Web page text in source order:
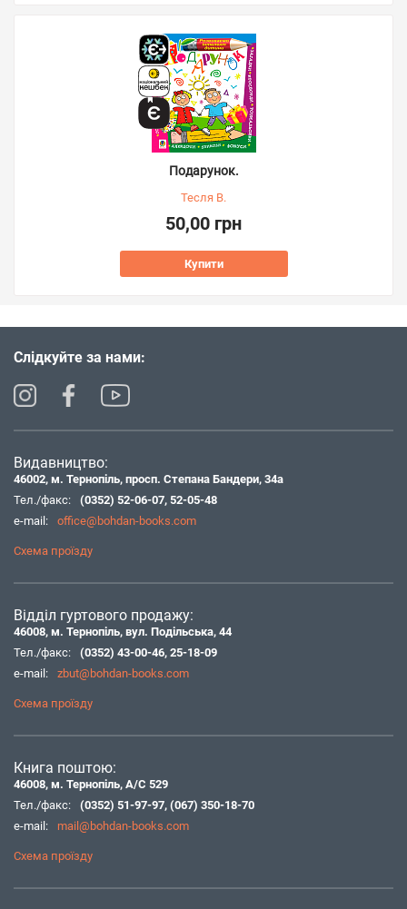
Подарунок.
Тесля В.
50,00 грн
Купити
Слідкуйте за нами:
Видавництво:
46002, м. Тернопіль, просп. Степана Бандери, 34а
Тел./факс:
(0352) 52-06-07, 52-05-48
e-mail:
office@bohdan-books.com
Схема проїзду
Відділ гуртового продажу:
46008, м. Тернопіль, вул. Подільська, 44
Тел./факс:
(0352) 43-00-46, 25-18-09
e-mail:
zbut@bohdan-books.com
Схема проїзду
Книга поштою:
46008, м. Тернопіль, А/С 529
Тел./факс:
(0352) 51-97-97, (067) 350-18-70
e-mail:
mail@bohdan-books.com
Схема проїзду